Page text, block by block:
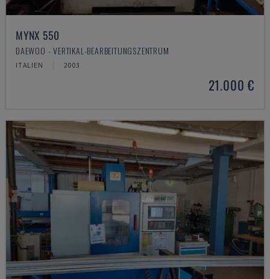
MYNX 550
DAEWOO - VERTIKAL-BEARBEITUNGSZENTRUM
ITALIEN 2003
21.000 €